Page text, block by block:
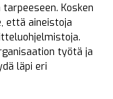
Kosken
että aineistoja
työtä ja
läpi eri